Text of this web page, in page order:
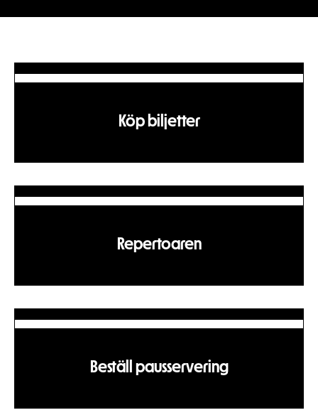
Köp biljetter
Repertoaren
Beställ pausservering